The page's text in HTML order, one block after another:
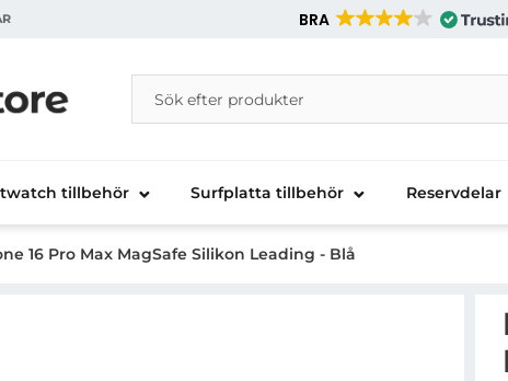
BRA
för Danira Telecom AB
Sök
Sök på Danira Telecom AB
tillbehör Surfplatta tillbehör Reservdelar
16 Pro Max MagSafe Silikon Leading - Blå
med